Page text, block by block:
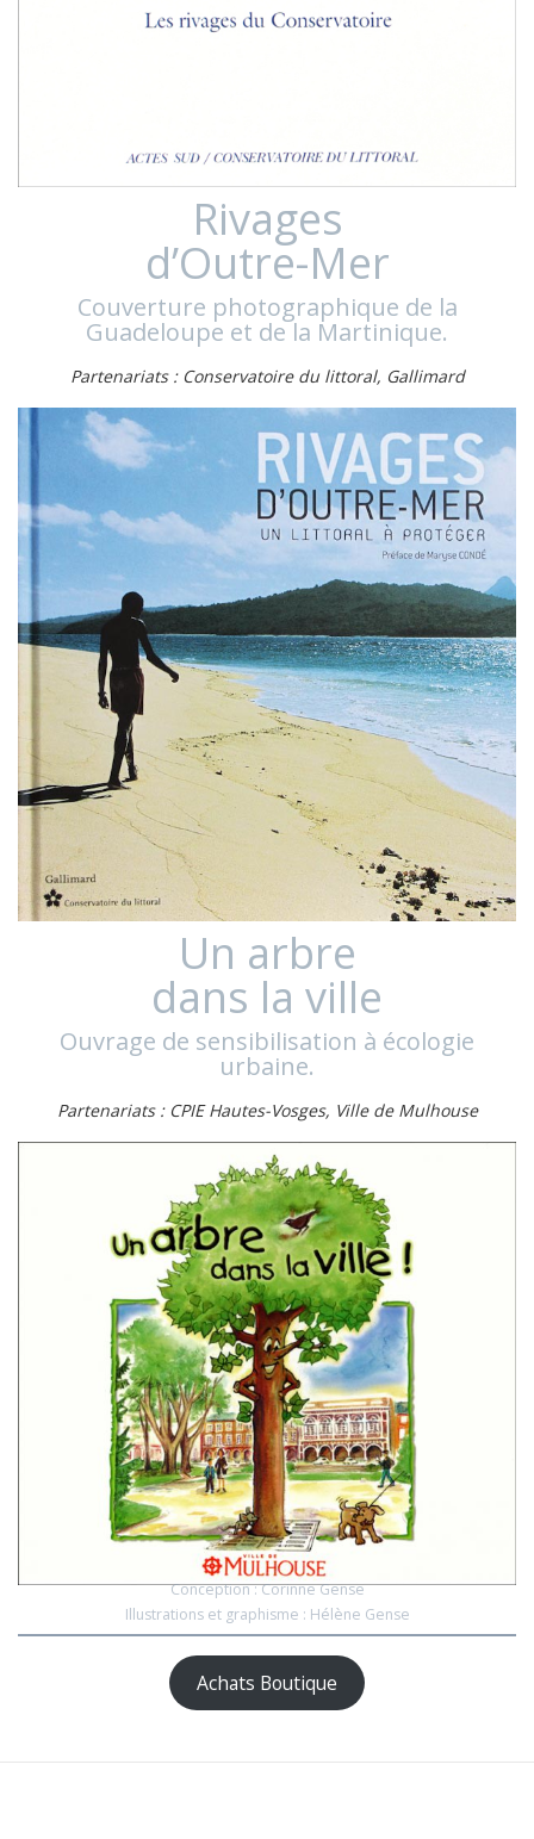
Rivages
d’Outre-Mer
Couverture photographique de la
Guadeloupe et de la Martinique.
Partenariats : Conservatoire du littoral, Gallimard
Un arbre
dans la ville
Ouvrage de sensibilisation à écologie
urbaine.
Partenariats : CPIE Hautes-Vosges, Ville de Mulhouse
Conception : Corinne Gense
Illustrations et graphisme : Hélène Gense
Achats Boutique